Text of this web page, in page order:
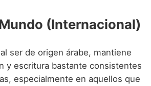
(Internacional)
ser de origen árabe, mantiene
y escritura bastante consistentes
especialmente en aquellos que